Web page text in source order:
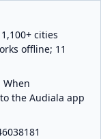
cities
offline; 11
When
the Audiala app